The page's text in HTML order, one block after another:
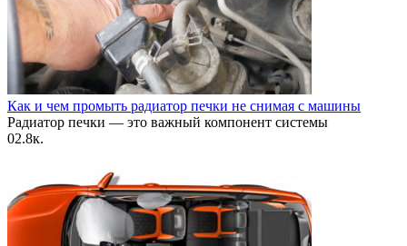
Как и чем промыть радиатор печки не снимая с машины
Радиатор печки — это важный компонент системы
02.8к.